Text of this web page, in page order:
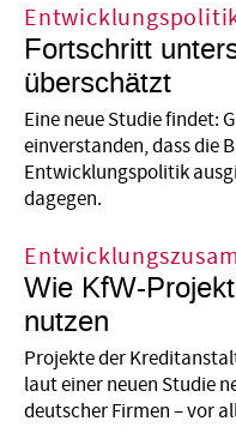
Fortschritt
überschätzt
Eine neue Studie findet:
einverstanden, dass die
Entwicklungspolitik
dagegen.
Wie KfW-
nutzen
Projekte der
laut einer neuen Studie
deutscher Firmen – vor